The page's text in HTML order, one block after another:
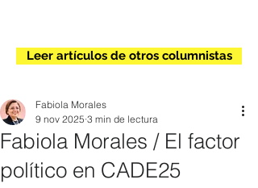
Leer artículos de otros columnistas
Fabiola Morales / El factor
político en CADE25
Fabiola Morales
9 nov 2025 3 min de lectura